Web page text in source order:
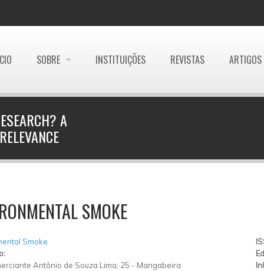
SOBRE INSTITUIÇÕES REVISTAS ARTIGOS
A
SMOKE
Smoke
Antônio de Souza Lima, 25 - Mangabeira